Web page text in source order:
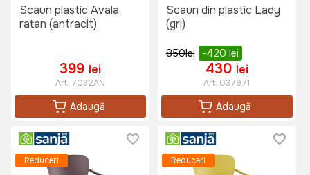
Scaun plastic Avala
ratan (antracit)
399 lei
Art: 7032AN
Adaugă
Scaun din plastic Lady
(gri)
850lei -420 lei
430 lei
Art: 037971
Adaugă
Reduceri Reduceri